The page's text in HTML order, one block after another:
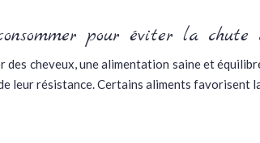
pour éviter la chute
des cheveux, une alimentation saine et
leur résistance. Certains aliments favorisent